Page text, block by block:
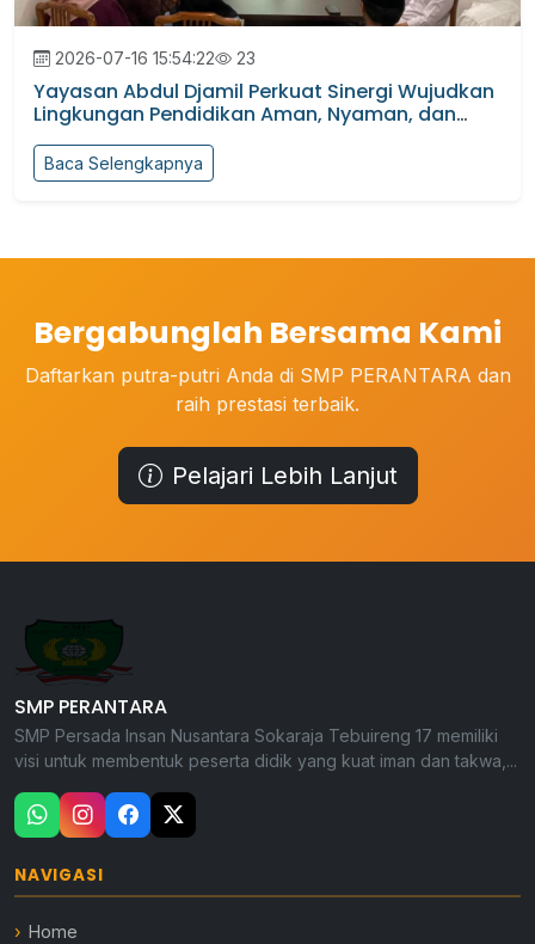
2026-07-16 15:54:22 23
Yayasan Abdul Djamil Perkuat Sinergi Wujudkan
Lingkungan Pendidikan Aman, Nyaman, dan
Baca Selengkapnya
Bergabunglah Bersama Kami
Daftarkan putra-putri Anda di SMP PERANTARA dan
raih prestasi terbaik.
Pelajari Lebih Lanjut
SMP PERANTARA
SMP Persada Insan Nusantara Sokaraja Tebuireng 17 memiliki
visi untuk membentuk peserta didik yang kuat iman dan takwa,...
NAVIGASI
Home